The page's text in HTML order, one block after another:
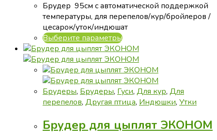
Брудер 95см с автоматической поддержкой
температуры, для перепелов/кур/бройлеров /
цесарок/уток/индюшат
Выберите параметрыЭтот
товар
имеет
несколько
вариаций.
Опции
можно
на
странице
Брудеры, Брудеры, Гуси, Для кур, Для
перепелов, Другая птица, Индюшки, Утки
Брудер для цыплят ЭКОНОМ